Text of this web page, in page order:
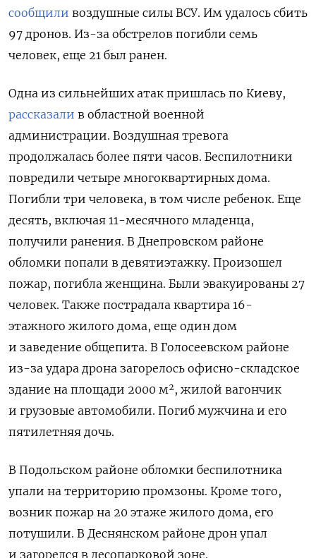
сообщили воздушные силы ВСУ. Им удалось сбить
97 дронов. Из-за обстрелов погибли семь
человек, еще 21 был ранен.
Одна из сильнейших атак пришлась по Киеву,
рассказали в областной военной
администрации. Воздушная тревога
продолжалась более пяти часов. Беспилотники
повредили четыре многоквартирных дома.
Погибли три человека, в том числе ребенок. Еще
десять, включая 11-месячного младенца,
получили ранения. В Днепровском районе
обломки попали в девятиэтажку. Произошел
пожар, погибла женщина. Были эвакуированы 27
человек. Также пострадала квартира 16-
этажного жилого дома, еще один дом
и заведение общепита. В Голосеевском районе
из-за удара дрона загорелось офисно-складское
здание на площади 2000 м², жилой вагончик
и грузовые автомобили. Погиб мужчина и его
пятилетняя дочь.
В Подольском районе обломки беспилотника
упали на территорию промзоны. Кроме того,
возник пожар на 20 этаже жилого дома, его
потушили. В Деснянском районе дрон упал
и загорелся в лесопарковой зоне.